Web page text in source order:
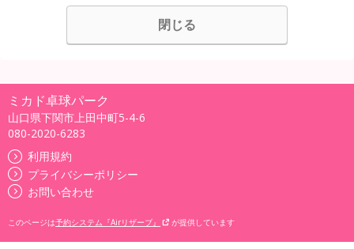
閉じる
ミカド卓球パーク
山口県下関市上田中町5-4-6
080-2020-6283
利用規約
プライバシーポリシー
お問い合わせ
このページは予約システム『Airリザーブ』 が提供しています